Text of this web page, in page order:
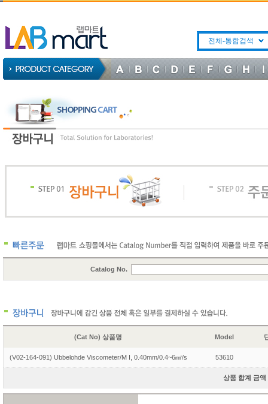
전체-통합검색
Catalog No.
(Cat No) 상품명 Model
(V02-164-091) Ubbelohde Viscometer/M I, 0.40mm/0.4~6㎟/s 53610
상품 합계 금액